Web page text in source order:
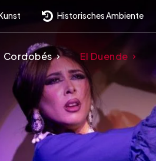
Historisches Ambiente
Cordobés El Duende